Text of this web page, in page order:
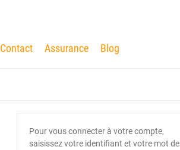
Contact Assurance Blog
Pour vous connecter à votre compte,
saisissez votre identifiant et votre mot de